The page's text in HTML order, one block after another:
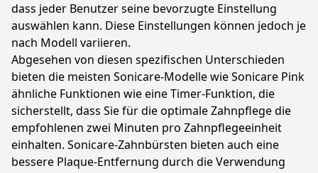
dass jeder Benutzer seine bevorzugte Einstellung
auswählen kann. Diese Einstellungen können jedoch je
nach Modell variieren.
Abgesehen von diesen spezifischen Unterschieden
bieten die meisten Sonicare-Modelle wie Sonicare Pink
ähnliche Funktionen wie eine Timer-Funktion, die
sicherstellt, dass Sie für die optimale Zahnpflege die
empfohlenen zwei Minuten pro Zahnpflegeeinheit
einhalten. Sonicare-Zahnbürsten bieten auch eine
bessere Plaque-Entfernung durch die Verwendung